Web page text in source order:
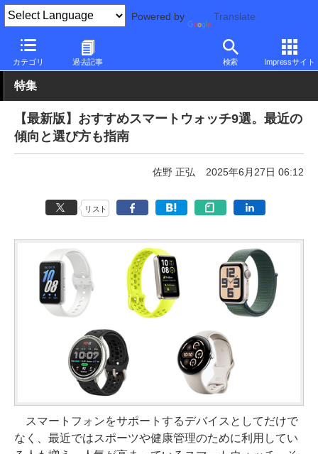
Powered by Translate
カテゴリ 過去記事 検索 Impressサイト
PC Watch 半導体/周辺機器 スマートウォッチ Apple
特集
【最新版】おすすめスマートウォッチ9選。最近の
傾向と選び方も指南
佐野 正弘 2025年6月27日 06:12
リスト
スマートフォンをサポートするデバイスとしてだけで
なく、最近ではスポーツや健康管理のために利用してい